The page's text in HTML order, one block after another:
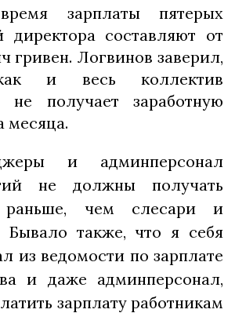
зарплаты пятерых
директора составляют от
гривен. Логвинов заверил,
и весь коллектив
не получает заработную
месяца.
и админперсонал
не должны получать
раньше, чем слесари и
Бывало также, что я себя
из ведомости по зарплате
и даже админперсонал,
зарплату работникам